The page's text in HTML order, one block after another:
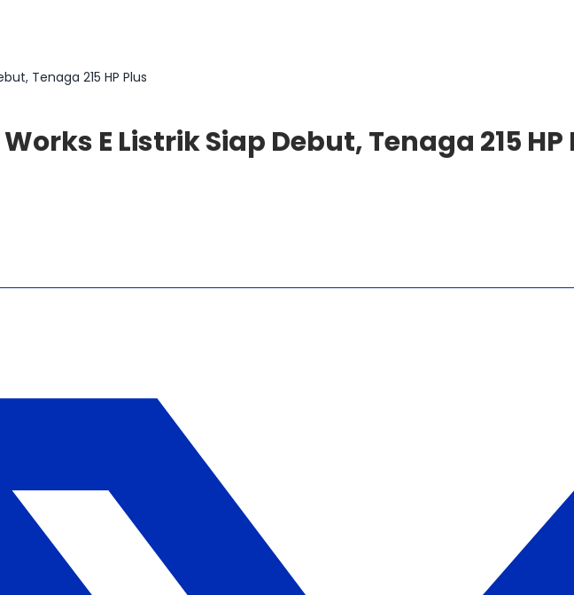
Tenaga 215 HP Plus
E Listrik Siap Debut, Tenaga 215 HP